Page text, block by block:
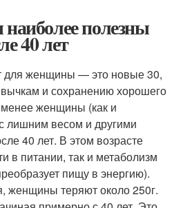
полезны
40 лет
для женщины — это новые 30,
и сохранению хорошего
женщины (как и
лишним весом и другими
40 лет. В этом возрасте
в питании, так и метаболизм
пищу в энергию).
женщины теряют около 250г.